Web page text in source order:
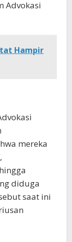
Advokasi
Hampir
mereka
diduga
saat ini